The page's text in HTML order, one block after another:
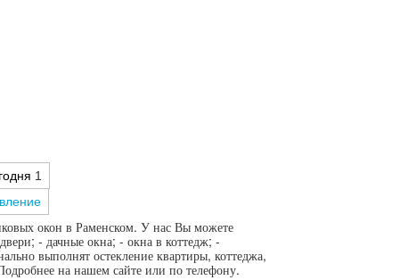
1
окон в Раменском. У нас Вы можете
- дачные окна; - окна в коттедж; -
выполнят остекление квартиры, коттеджа,
на нашем сайте или по телефону.